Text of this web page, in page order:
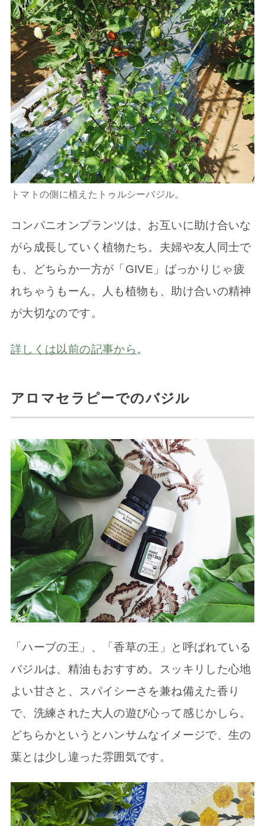
トマトの側に植えたトゥルシーバジル。
コンパニオンプランツは、お互いに助け合いな
がら成長していく植物たち。夫婦や友人同士で
も、どちらか一方が「GIVE」ばっかりじゃ疲
れちゃうもーん。人も植物も、助け合いの精神
が大切なのです。
詳しくは以前の記事から 。
アロマセラピーでのバジル
「ハーブの王」、「香草の王」と呼ばれている
バジルは、精油もおすすめ。スッキリした心地
よい甘さと、スパイシーさを兼ね備えた香り
で、洗練された大人の遊び心って感じかしら。
どちらかというとハンサムなイメージで、生の
葉とは少し違った雰囲気です。